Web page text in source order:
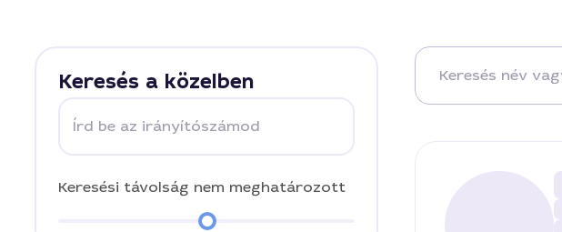
Keresés a közelben
Írd be az irányítószámod
Keresési távolság nem meghatározott